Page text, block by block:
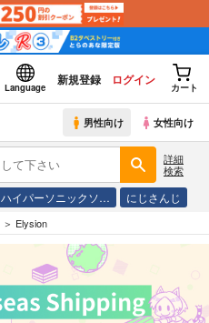
Language
新規登録 ログイン
カート
男性向け 女性向け
詳細
検索
ハイパーソニックソ… にじさんじ
Elysion